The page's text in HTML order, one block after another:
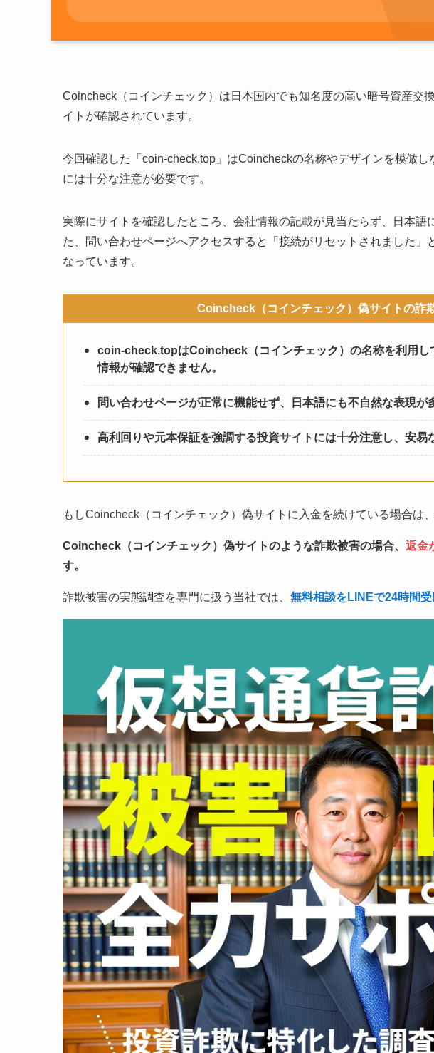
Coincheck（コインチェック）は日本国内でも知名度の高い暗号資産交
イトが確認されています。
今回確認した「coin-check.top」はCoincheckの名称やデザインを模倣
には十分な注意が必要です。
実際にサイトを確認したところ、会社情報の記載が見当たらず、日本語
た、問い合わせページへアクセスすると「接続がリセットされました」
なっています。
Coincheck（コインチェック）偽サイトの詐
coin-check.topはCoincheck（コインチェック）の名称を利用し
情報が確認できません。
問い合わせページが正常に機能せず、日本語にも不自然な表現が
高利回りや元本保証を強調する投資サイトには十分注意し、安易
もしCoincheck（コインチェック）偽サイトに入金を続けている場合は、
Coincheck（コインチェック）偽サイトのような詐欺被害の場合、 返金
す。
詐欺被害の実態調査を専門に扱う当社では、 無料相談をLINEで24時間